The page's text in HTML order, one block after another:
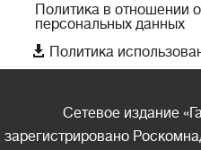
Политика в отношении
персональных данных
 Политика
Сетевое издание
зарегистрировано